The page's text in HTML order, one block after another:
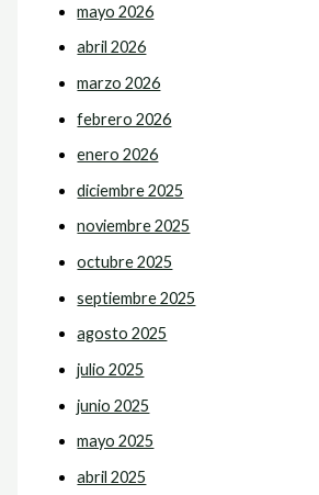
mayo 2026
abril 2026
marzo 2026
febrero 2026
enero 2026
diciembre 2025
noviembre 2025
octubre 2025
septiembre 2025
agosto 2025
julio 2025
junio 2025
mayo 2025
abril 2025